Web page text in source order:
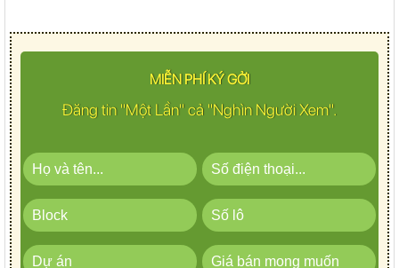
MIỄN PHÍ KÝ GỞI
Đăng tin "Một Lần" cả "Nghìn Người Xem".